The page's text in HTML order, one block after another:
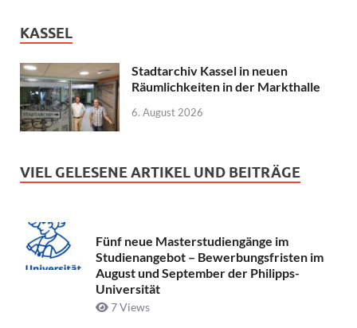
KASSEL
Stadtarchiv Kassel in neuen
Räumlichkeiten in der Markthalle
6. August 2026
VIEL GELESENE ARTIKEL UND BEITRÄGE
Fünf neue Masterstudiengänge im
Studienangebot – Bewerbungsfristen im
August und September der Philipps-
Universität
7 Views